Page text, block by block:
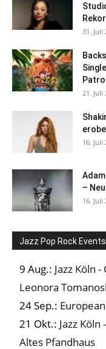
31. Juli
21. Juli
16. Juli
–
16. Juli
Jazz Pop Rock
9 Aug.: Jazz Köln
Leonora
24 Sep.:
21 Okt.: Jazz
Altes Pfandhaus